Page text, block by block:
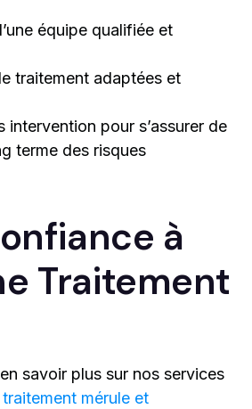
équipe qualifiée et
traitement adaptées et
intervention pour s’assurer de
terme des risques
à
Traitement
savoir plus sur nos services
traitement mérule et